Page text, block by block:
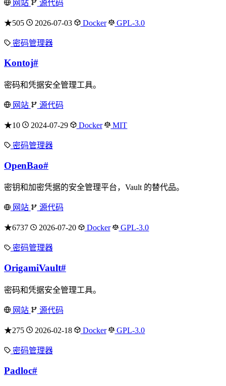
网站 源代码
★505 2026-07-03 Docker GPL-3.0
密码管理器
Kontoj#
密码和凭据安全管理工具。
网站 源代码
★10 2024-07-29 Docker MIT
密码管理器
OpenBao#
密钥和加密凭据的安全管理平台，Vault 的替代品。
网站 源代码
★6737 2026-07-20 Docker GPL-3.0
密码管理器
OrigamiVault#
密码和凭据安全管理工具。
网站 源代码
★275 2026-02-18 Docker GPL-3.0
密码管理器
Padloc#